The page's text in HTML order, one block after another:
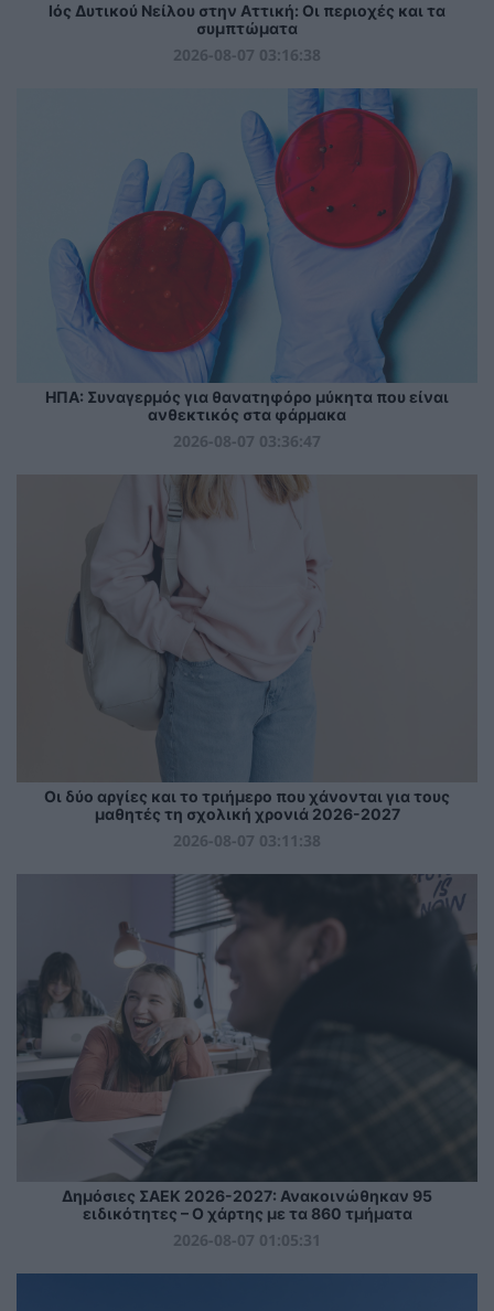
Ιός Δυτικού Νείλου στην Αττική: Οι περιοχές και τα
συμπτώματα
2026-08-07 03:16:38
ΗΠΑ: Συναγερμός για θανατηφόρο μύκητα που είναι
ανθεκτικός στα φάρμακα
2026-08-07 03:36:47
Οι δύο αργίες και το τριήμερο που χάνονται για τους
μαθητές τη σχολική χρονιά 2026-2027
2026-08-07 03:11:38
Δημόσιες ΣΑΕΚ 2026-2027: Ανακοινώθηκαν 95
ειδικότητες – Ο χάρτης με τα 860 τμήματα
2026-08-07 01:05:31